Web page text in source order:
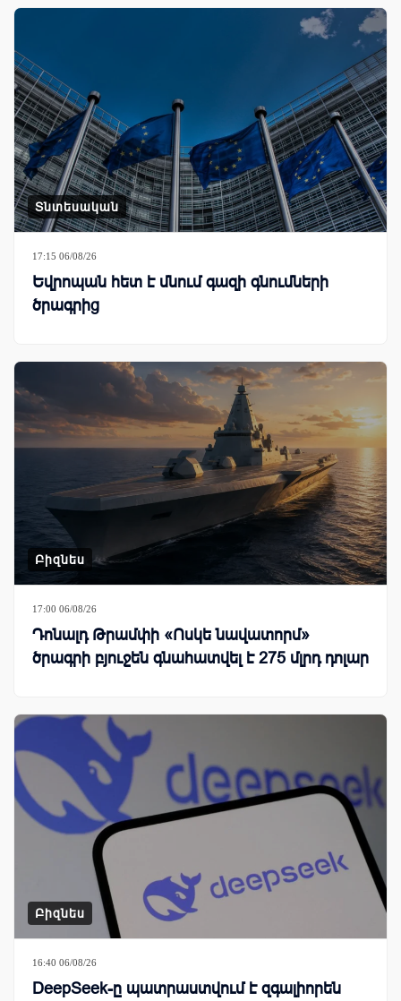
Տնտեսական
17:15 06/08/26
Եվրոպան հետ է մնում գազի գնումների
ծրագրից
Բիզնես
17:00 06/08/26
Դոնալդ Թրամփի «Ոսկե նավատորմ»
ծրագրի բյուջեն գնահատվել է 275 մլրդ դոլար
Բիզնես
16:40 06/08/26
DeepSeek-ը պատրաստվում է զգալիորեն